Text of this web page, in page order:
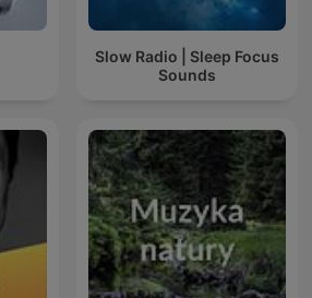
Slow Radio | Sleep Focus
Sounds